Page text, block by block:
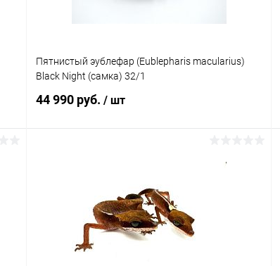
Пятнистый эублефар (Eublepharis macularius)
Black Night (самка) 32/1
44 990 руб. / шт
В избранное В наличии